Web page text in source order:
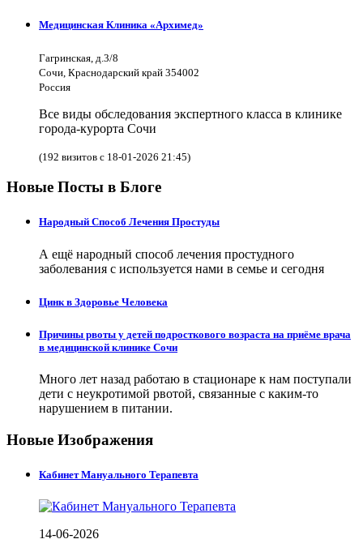
Медицинская Клиника «Архимед»
Гагринская, д.3/8
Сочи, Краснодарский край 354002
Россия
Все виды обследования экспертного класса в клинике
города-курорта Сочи
(192 визитов с 18-01-2026 21:45)
Новые Посты в Блоге
Народный Способ Лечения Простуды
А ещё народный способ лечения простудного
заболевания с используется нами в семье и сегодня
Цинк в Здоровье Человека
Причины рвоты у детей подросткового возраста на приёме врача
в медицинской клинике Сочи
Много лет назад работаю в стационаре к нам поступали
дети с неукротимой рвотой, связанные с каким-то
нарушением в питании.
Новые Изображения
Кабинет Мануального Терапевта
14-06-2026